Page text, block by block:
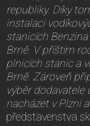
republiky. Díky
instalaci
stanicích Benzina
Brně. V příštím
plnicích stanic a
Brně. Zároveň
výběr dodavatele
nacházet v Plzni a
představenstva